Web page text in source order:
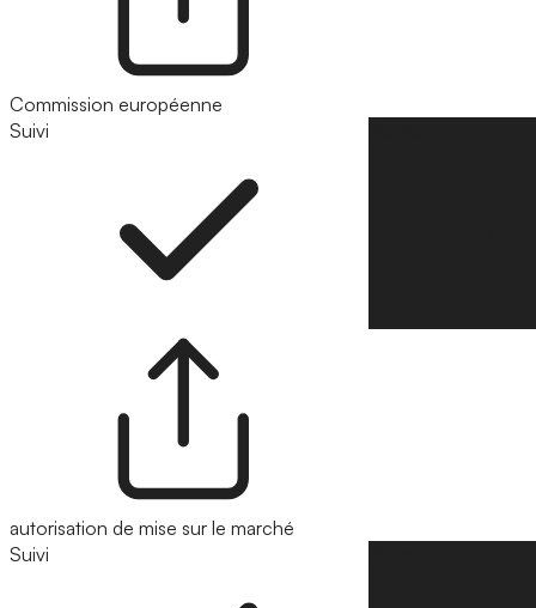
Commission européenne
Suivi
autorisation de mise sur le marché
Suivi